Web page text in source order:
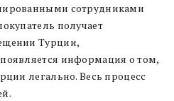
сотрудниками
получает
Турции,
информация о том,
легально. Весь процесс